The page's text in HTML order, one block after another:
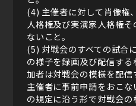
(4) 主催者に対して肖像権
人格権及び実演家人格権
ないこと。
(5) 対戦会のすべての試合
の様子を録画及び配信す
加者は対戦会の模様を配信
主催者に事前申請をおこ
の規定に沿う形で対戦会